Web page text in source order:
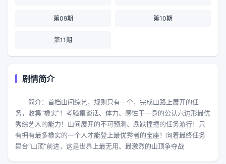
第09期 第10期
第11期
剧情简介
简介：首档山间综艺，规则只有一个，完成山路上展开的任
务，收集“橡实”！考验集谈话、体力、感性于一身的公认六边形最优
秀综艺人的能力！山间展开的不可预测、跌跌撞撞的任务游行！只
有拥有最多橡实的一个人才能登上最优秀者的宝座！向着最终任务
舞台“山顶”前进，这是世界上最无用、最激烈的山顶争夺战